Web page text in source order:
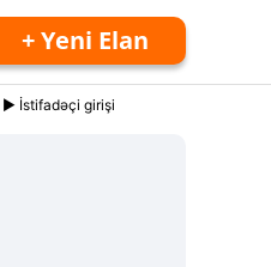
+ Yeni Elan
► İstifadəçi girişi